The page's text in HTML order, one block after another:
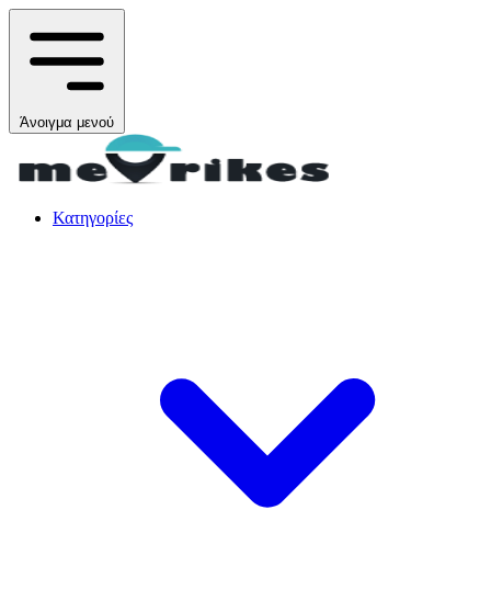
Άνοιγμα μενού
Κατηγορίες